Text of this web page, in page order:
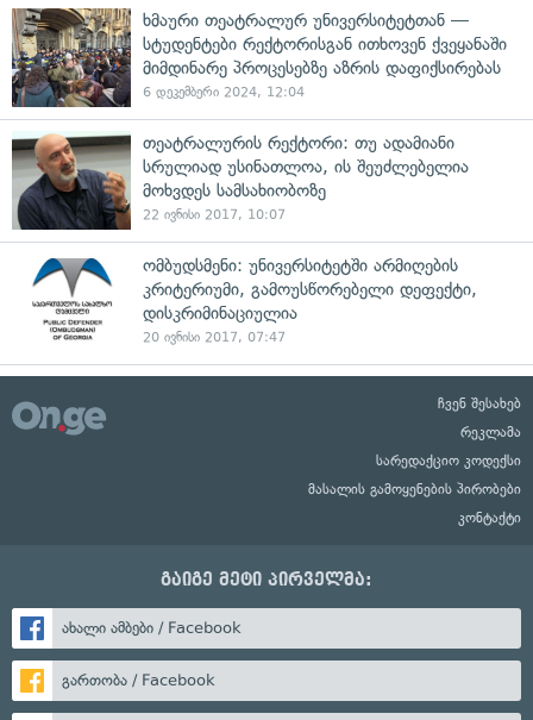
ხმაური თეატრალურ უნივერსიტეტთან —
სტუდენტები რექტორისგან ითხოვენ ქვეყანაში
მიმდინარე პროცესებზე აზრის დაფიქსირებას
6 დეკემბერი 2024, 12:04
თეატრალურის რექტორი: თუ ადამიანი
სრულიად უსინათლოა, ის შეუძლებელია
მოხვდეს სამსახიობოზე
22 ივნისი 2017, 10:07
ომბუდსმენი: უნივერსიტეტში არმიღების
კრიტერიუმი, გამოუსწორებელი დეფექტი,
დისკრიმინაციულია
20 ივნისი 2017, 07:47
ჩვენ შესახებ
რეკლამა
სარედაქციო კოდექსი
მასალის გამოყენების პირობები
კონტაქტი
გაიგე მეტი პირველმა:
ახალი ამბები / Facebook
გართობა / Facebook